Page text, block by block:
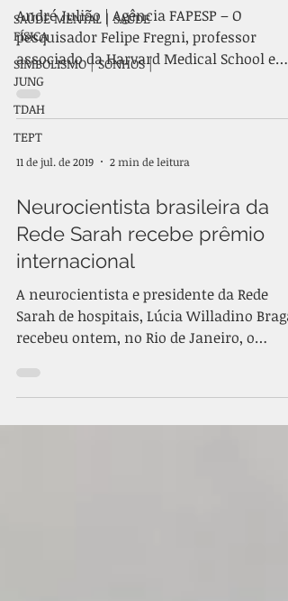
SAÚDE MENTAL | SAÚDE
FÍSICA
SIMBOLISMO | SONHOS |
JUNG
TDAH
TEPT
André Julião | Agência FAPESP – O
pesquisador Felipe Fregni, professor
associado da Harvard Medical School e
professor visitante da...
11 de jul. de 2019 2 min de leitura
Neurocientista brasileira da
Rede Sarah recebe prêmio
internacional
A neurocientista e presidente da Rede
Sarah de hospitais, Lúcia Willadino Braga,
recebeu ontem, no Rio de Janeiro, o